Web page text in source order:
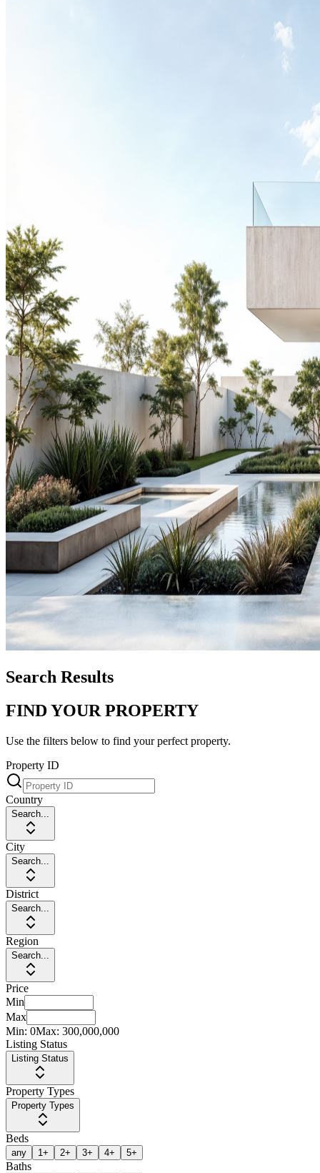
Search Results
FIND YOUR PROPERTY
Use the filters below to find your perfect property.
Property ID
Country
Search...
City
Search...
District
Search...
Region
Search...
Price
Min
Max
Min: 0Max: 300,000,000
Listing Status
Listing Status
Property Types
Property Types
Beds
any 1+ 2+ 3+ 4+ 5+
Baths